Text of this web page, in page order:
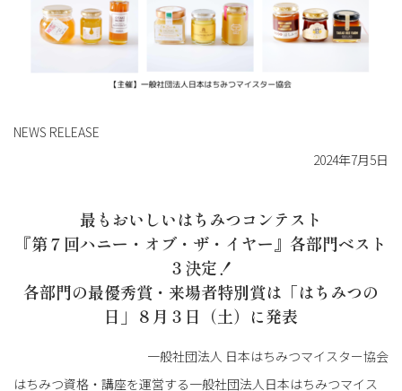
NEWS RELEASE
2024年7月5日
最もおいしいはちみつコンテスト
『第７回ハニー・オブ・ザ・イヤー』各部門ベスト
３決定！
各部門の最優秀賞・来場者特別賞は 「はちみつの
日」８月３日（土）に発表
一般社団法人 日本はちみつマイスター協会
はちみつ資格・講座を運営する一般社団法人日本はちみつマイス